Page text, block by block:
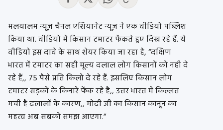
मलयालम न्यूज़ चैनल एशियानेट न्यूज़ ने एक वीडियो पब्लिश
किया था. वीडियो में किसान टमाटर फेंकते हुए दिख रहे हैं. ये
वीडियो इस दावे के साथ शेयर किया जा रहा है, “दक्षिण
भारत में टमाटर का सही मूल्य दलाल लोग किसानों को नही दे
रहे हैं,, 75 पैसे प्रति किलो दे रहे हैं. इसलिए किसान लोग
टमाटर सड़कों के किनारे फेंक रहे है,, उत्तर भारत मे किल्लत
मची है दलालों के कारण,, मोदी जी का किसान कानून का
महत्व अब सबको समझ आएगा.”